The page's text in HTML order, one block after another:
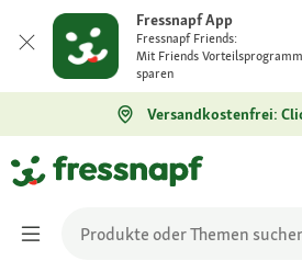
Fressnapf App
Fressnapf Friends:
Mit Friends
sparen
Versandkostenfrei: